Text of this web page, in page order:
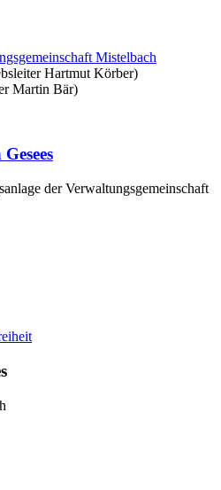
Mistelbach
Hartmut Körber)
Martin Bär)
der Verwaltungsgemeinschaft